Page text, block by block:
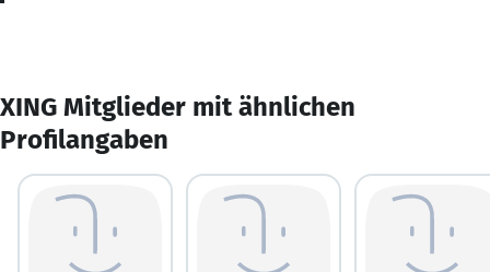
XING Mitglieder mit ähnlichen
Profilangaben